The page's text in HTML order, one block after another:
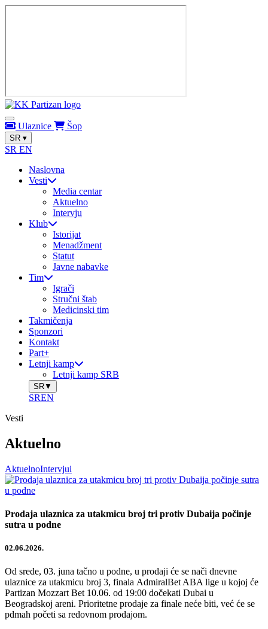
Ulaznice Šop
SR ▾
SR EN
Naslovna
Vesti
Media centar
Aktuelno
Intervju
Klub
Istorijat
Menadžment
Statut
Javne nabavke
Tim
Igrači
Stručni štab
Medicinski tim
Takmičenja
Sponzori
Kontakt
Part+
Letnji kamp
Letnji kamp SRB
SR▼
SREN
Vesti
Aktuelno
AktuelnoIntervjui
Prodaja ulaznica za utakmicu broj tri protiv Dubaija počinje
sutra u podne
02.06.2026.
Od srede, 03. juna tačno u podne, u prodaji će se nači dnevne
ulaznice za utakmicu broj 3, finala AdmiralBet ABA lige u kojoj će
Partizan Mozzart Bet 10.06. od 19:00 dočekati Dubai u
Beogradskoj areni. Prioritetne prodaje za finale neće biti, već će se
pdmah početi sa redovnom prodajom.